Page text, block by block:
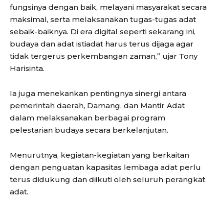
fungsinya dengan baik, melayani masyarakat secara
maksimal, serta melaksanakan tugas-tugas adat
sebaik-baiknya. Di era digital seperti sekarang ini,
budaya dan adat istiadat harus terus dijaga agar
tidak tergerus perkembangan zaman,” ujar Tony
Harisinta.
Ia juga menekankan pentingnya sinergi antara
pemerintah daerah, Damang, dan Mantir Adat
dalam melaksanakan berbagai program
pelestarian budaya secara berkelanjutan.
Menurutnya, kegiatan-kegiatan yang berkaitan
dengan penguatan kapasitas lembaga adat perlu
terus didukung dan diikuti oleh seluruh perangkat
adat.